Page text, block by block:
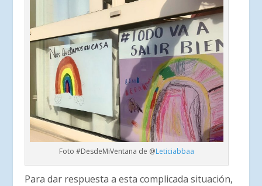
Foto #DesdeMiVentana de @Leticiabbaa
Para dar respuesta a esta complicada situación,